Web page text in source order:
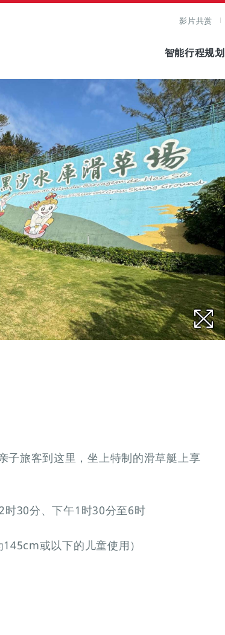
影片共赏
智能行程规划
子旅客到这里，坐上特制的滑草艇上享
时30分、下午1时30分至6时
或以下的儿童使用）